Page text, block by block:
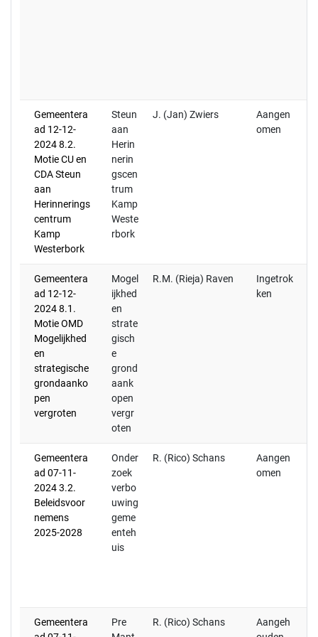
Gemeentera
ad 12-12-
2024 8.2.
Motie CU en
CDA Steun
aan
Herinnerings
centrum
Kamp
Westerbork
Steun
aan
Herin
nerin
gscen
trum
Kamp
Weste
rbork
J. (Jan) Zwiers
Aangen
omen
Gemeentera
ad 12-12-
2024 8.1.
Motie OMD
Mogelijkhed
en
strategische
grondaanko
pen
vergroten
Mogel
ijkhed
en
strate
gisch
e
grond
aank
open
vergr
oten
R.M. (Rieja) Raven
Ingetrok
ken
Gemeentera
ad 07-11-
2024 3.2.
Beleidsvoor
nemens
2025-2028
Onder
zoek
verbo
uwing
geme
enteh
uis
R. (Rico) Schans
Aangen
omen
Gemeentera
Pre
R. (Rico) Schans
Aangeh